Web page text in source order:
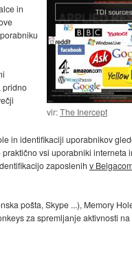
vir:The Inercept
in
pridno
in identifikaciji uporabnikov
vsi uporabniki interneta
zaposlenih v
pošta, Skype ...), Memory
za spremljanje aktivnosti na